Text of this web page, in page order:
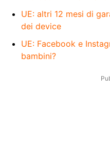
UE: altri 12 mesi di
dei device
UE: Facebook e
bambini?